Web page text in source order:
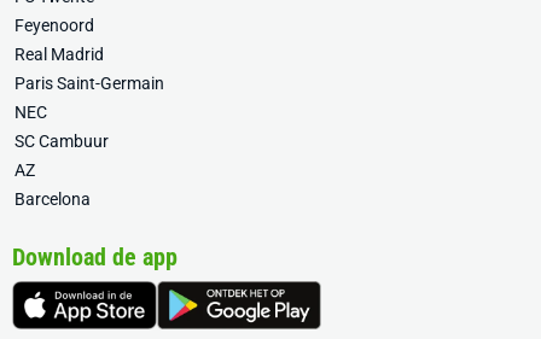
Feyenoord
Real Madrid
Paris Saint-Germain
NEC
SC Cambuur
AZ
Barcelona
Download de app